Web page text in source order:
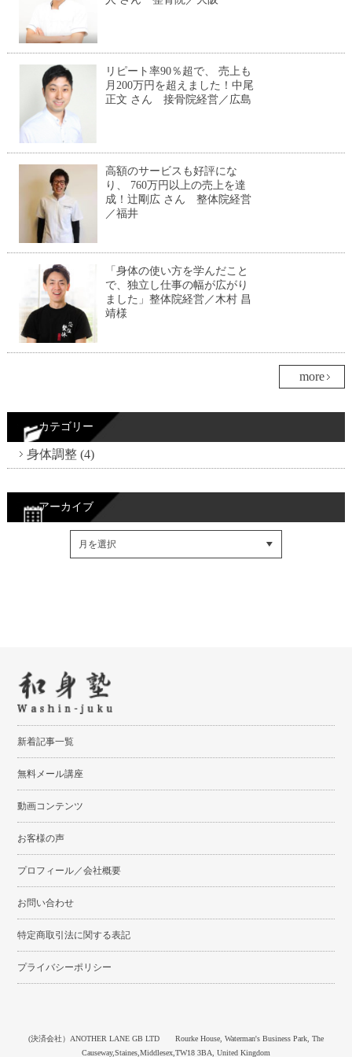
リピート率90％超で、 売上も
月200万円を超えました！中尾
正文 さん 接骨院経営／広島
高額のサービスも好評にな
り、 760万円以上の売上を達
成！辻剛広 さん 整体院経営
／福井
「身体の使い方を学んだこと
で、独立し仕事の幅が広がり
ました」整体院経営／木村 昌
靖様
more
カテゴリー
身体調整 (4)
アーカイブ
新着記事一覧
無料メール講座
動画コンテンツ
お客様の声
プロフィール／会社概要
お問い合わせ
特定商取引法に関する表記
プライバシーポリシー
(決済会社）ANOTHER LANE GB LTD Rourke House, Waterman's Business Park, The
Causeway,Staines,Middlesex,TW18 3BA, United Kingdom